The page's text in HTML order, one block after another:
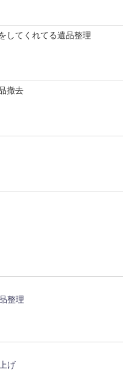
してくれてる遺品整理
撤去
整理
げ